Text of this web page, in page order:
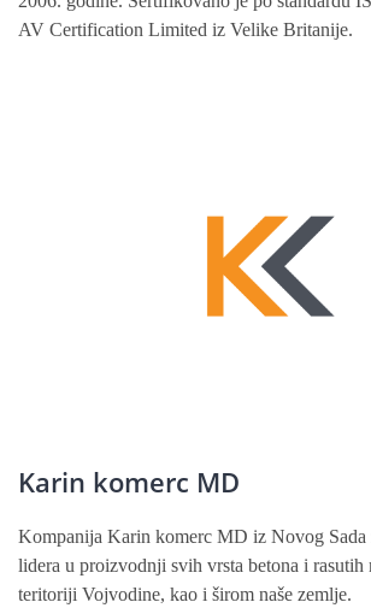
AV Certification Limited iz Velike Britanije.
Karin komerc MD
Kompanija Karin komerc MD iz Novog Sada
lidera u proizvodnji svih vrsta betona i rasutih
teritoriji Vojvodine, kao i širom naše zemlje.